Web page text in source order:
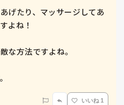
げたり、マッサージしてあ
よね！
な方法ですよね。
いいね 1